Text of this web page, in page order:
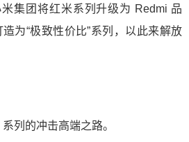
集团将红米系列升级为 Redmi 品
为“极致性价比”系列，以此来解放
列的冲击高端之路。